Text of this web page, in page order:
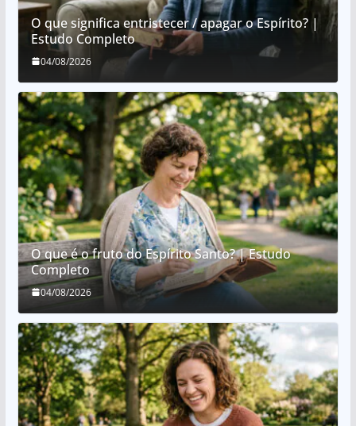
O que significa entristecer / apagar o Espírito? |
Estudo Completo
04/08/2026
O que é o fruto do Espírito Santo? | Estudo
Completo
04/08/2026